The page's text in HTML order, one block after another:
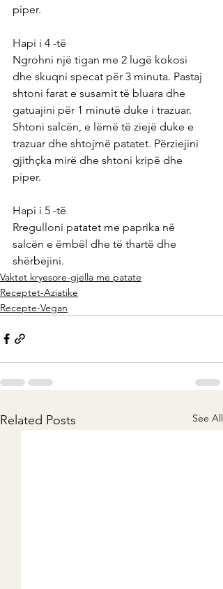
piper.
Hapi i 4 -të
Ngrohni një tigan me 2 lugë kokosi
dhe skuqni specat për 3 minuta. Pastaj
shtoni farat e susamit të bluara dhe
gatuajini për 1 minutë duke i trazuar.
Shtoni salcën, e lëmë të ziejë duke e
trazuar dhe shtojmë patatet. Përziejini
gjithçka mirë dhe shtoni kripë dhe
piper.
Hapi i 5 -të
Rregulloni patatet me paprika në
salcën e ëmbël dhe të thartë dhe
shërbejini.
Vaktet kryesore-gjella me patate
Receptet-Aziatike
Recepte-Vegan
Related Posts See All